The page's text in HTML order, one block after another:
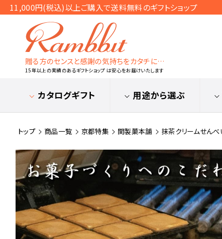
11,000円(税込)以上ご購入で送料無料のギフトショップ
贈る方のセンスと感謝の気持ちをカタチに…
15年以上の実績のあるギフトショップ は安心をお届けいたします
カタログギフト 用途から選ぶ
トップ 商品一覧 京都特集 関製菓本舗 抹茶クリームせん